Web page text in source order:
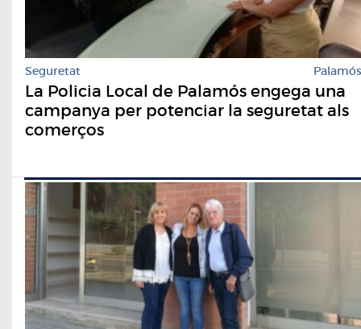
Seguretat Palamós
La Policia Local de Palamós engega una
campanya per potenciar la seguretat als
comerços